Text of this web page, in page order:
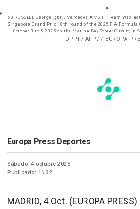
63 RUSSELL George (gbr), Mercedes AMG F1 Team W16,
Singapore Grand Prix, 18th round of the 2025 FIA
October 3 to 5, 2025 on the Marina Bay Street Circuit, in
- DPPI / AFP7 / EUROPA
Europa Press Deportes
Sábado, 4 octubre 2025
Publicado: 16:32
MADRID, 4 Oct. (EUROPA PRESS)